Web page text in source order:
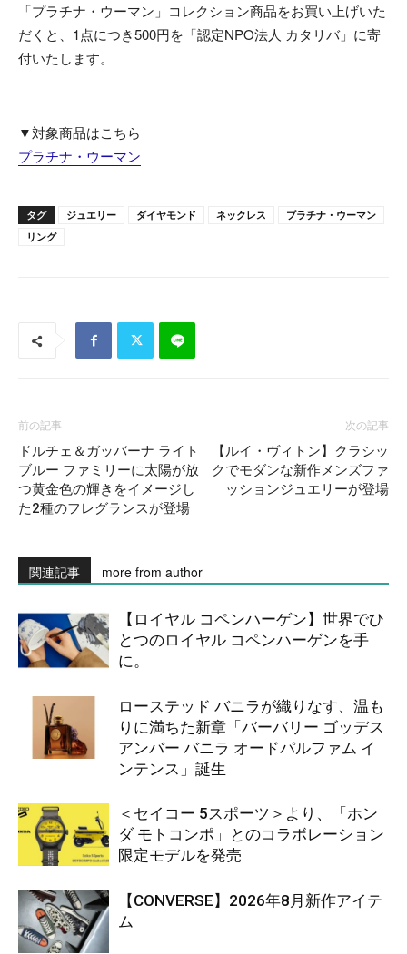
「プラチナ・ウーマン」コレクション商品をお買い上げいた
だくと、1点につき500円を「認定NPO法人 カタリバ」に寄
付いたします。
▼対象商品はこちら
プラチナ・ウーマン
タグ ジュエリー ダイヤモンド ネックレス
プラチナ・ウーマン
リング
前の記事
ドルチェ＆ガッバーナ ライト
ブルー ファミリーに太陽が放
つ黄金色の輝きをイメージし
た2種のフレグランスが登場
次の記事
【ルイ・ヴィトン】クラシッ
クでモダンな新作メンズファ
ッションジュエリーが登場
関連記事 more from author
【ロイヤル コペンハーゲン】世界でひ
とつのロイヤル コペンハーゲンを手
に。
ローステッド バニラが織りなす、温も
りに満ちた新章「バーバリー ゴッデス
アンバー バニラ オードパルファム イ
ンテンス」誕生
＜セイコー 5スポーツ＞より、「ホン
ダ モトコンポ」とのコラボレーション
限定モデルを発売
【CONVERSE】2026年8月新作アイテ
ム